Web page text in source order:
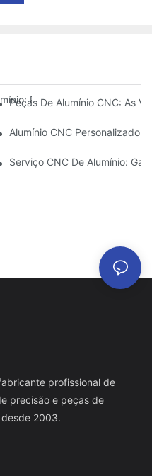
Personalização Para
Peças De Alumínio CNC: As
Explorando As Últimas
Alumínio CNC Personalizado:
Gerenciamento Abrangente
Serviço CNC De Alumínio:
profissional de
precisão e peças de
2003.